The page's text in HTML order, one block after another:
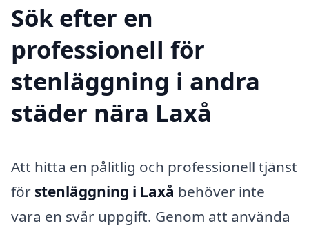
Sök efter en
professionell för
stenläggning i andra
städer nära Laxå
Att hitta en pålitlig och professionell tjänst
för stenläggning i Laxå behöver inte
vara en svår uppgift. Genom att använda